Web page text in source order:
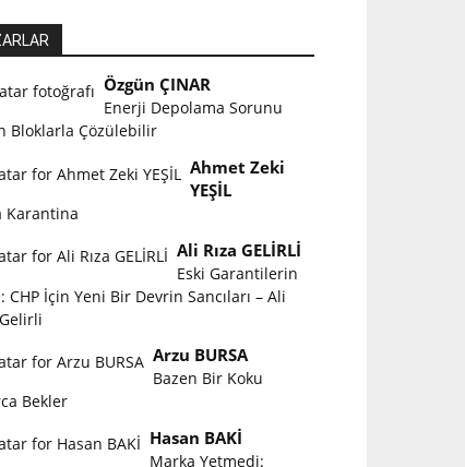
Özgün ÇINAR
Enerji Depolama Sorunu
Bloklarla Çözülebilir
Ahmet Zeki
YEŞİL
Karantina
Ali Rıza GELİRLİ
Eski Garantilerin
CHP İçin Yeni Bir Devrin Sancıları – Ali
Arzu BURSA
Bazen Bir Koku
Bekler
Hasan BAKİ
Marka Yetmedi: